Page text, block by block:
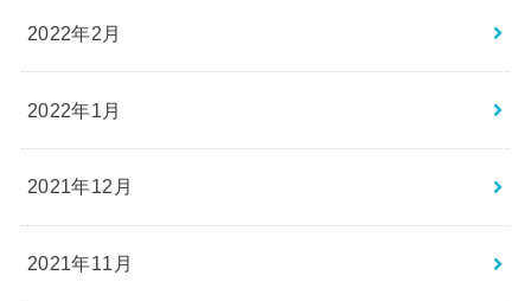
2022年2月
2022年1月
2021年12月
2021年11月